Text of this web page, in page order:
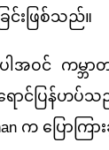
င်းဖြစ်သည်။
ဝင် ကမ္ဘာ
ာင်ပြန်ဟပ်
က ပြောကြ